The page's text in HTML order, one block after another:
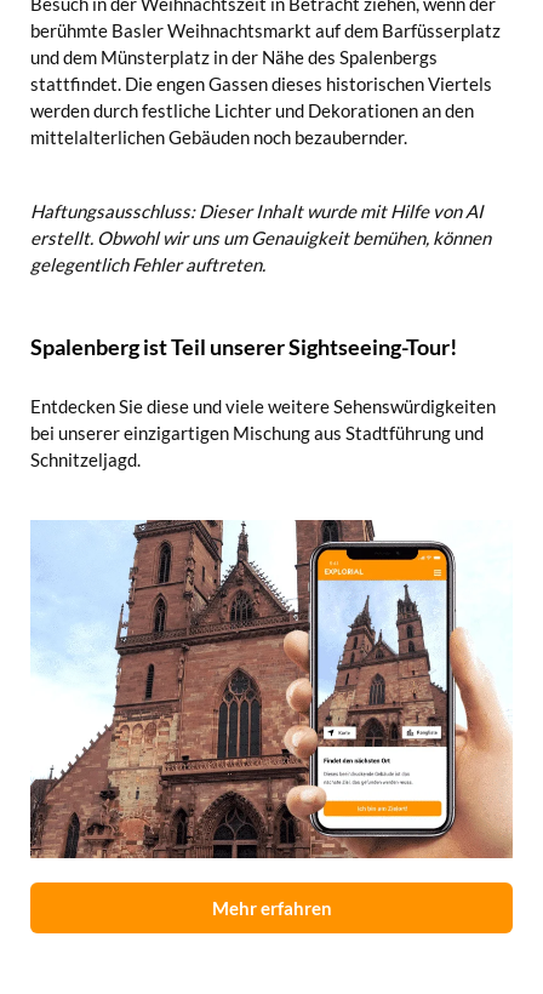
berühmte Basler Weihnachtsmarkt auf dem Barfüsserplatz
und dem Münsterplatz in der Nähe des Spalenbergs
stattfindet. Die engen Gassen dieses historischen Viertels
werden durch festliche Lichter und Dekorationen an den
mittelalterlichen Gebäuden noch bezaubernder.
Haftungsausschluss: Dieser Inhalt wurde mit Hilfe von AI
erstellt. Obwohl wir uns um Genauigkeit bemühen, können
gelegentlich Fehler auftreten.
Spalenberg ist Teil unserer Sightseeing-Tour!
Entdecken Sie diese und viele weitere Sehenswürdigkeiten
bei unserer einzigartigen Mischung aus Stadtführung und
Schnitzeljagd.
Mehr erfahren